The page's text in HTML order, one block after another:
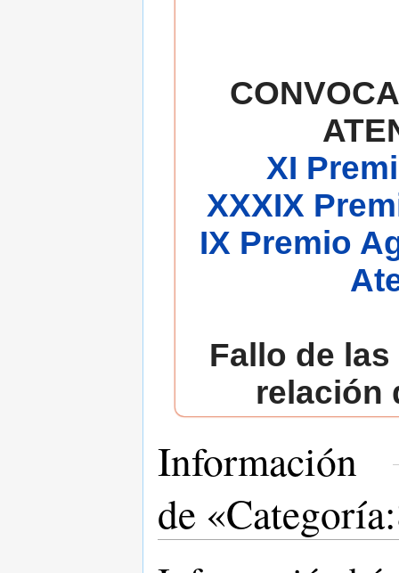
XI
XXXIX
IX Premio
Fallo de
relación
Información
de